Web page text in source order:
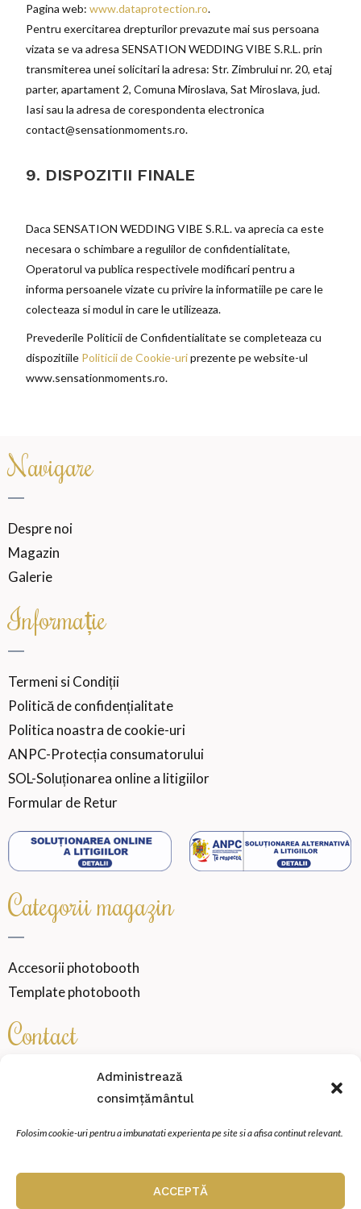
Administrează
consimțământul
Folosim cookie-uri pentru a imbunatati experienta pe site si a afisa continut relevant.
ACCEPTĂ
Pagina web:www.dataprotection.ro.
Pentru exercitarea drepturilor prevazute mai sus persoana
vizata se va adresa SENSATION WEDDING VIBE S.R.L. prin
transmiterea unei solicitari la adresa: Str. Zimbrului nr. 20, etaj
parter, apartament 2, Comuna Miroslava, Sat Miroslava, jud.
Iasi sau la adresa de corespondenta electronica
contact@sensationmoments.ro.
9. DISPOZITII FINALE
Daca SENSATION WEDDING VIBE S.R.L. va aprecia ca este
necesara o schimbare a regulilor de confidentialitate,
Operatorul va publica respectivele modificari pentru a
informa persoanele vizate cu privire la informatiile pe care le
colecteaza si modul in care le utilizeaza.
Prevederile Politicii de Confidentialitate se completeaza cu
dispozitiile Politicii de Cookie-uriprezente pe website-ul
www.sensationmoments.ro.
Navigare
Despre noi
Magazin
Galerie
Informație
Termeni si Condiții
Politică de confidențialitate
Politica noastra de cookie-uri
ANPC-Protecția consumatorului
SOL-Soluționarea online a litigiilor
Formular de Retur
Categorii magazin
Accesorii photobooth
Template photobooth
Contact
SENSATION WEDDING VIBE SRL
contact@sensationmoments.ro